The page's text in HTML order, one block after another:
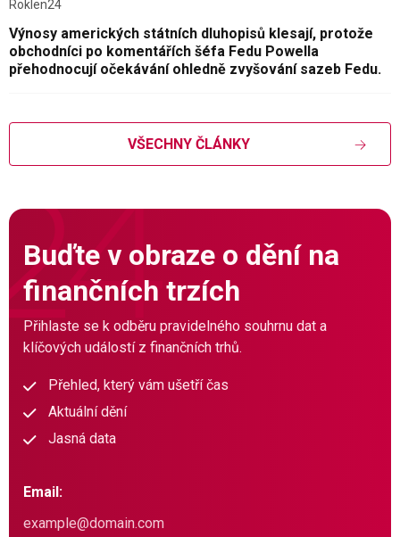
Roklen24
Výnosy amerických státních dluhopisů klesají, protože
obchodníci po komentářích šéfa Fedu Powella
přehodnocují očekávání ohledně zvyšování sazeb Fedu.
VŠECHNY ČLÁNKY
Buďte v obraze o dění na
finančních trzích
Přihlaste se k odběru pravidelného souhrnu dat a
klíčových událostí z finančních trhů.
Přehled, který vám ušetří čas
Aktuální dění
Jasná data
Email: